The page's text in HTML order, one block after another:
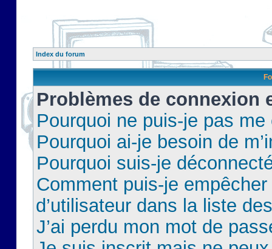
Index du forum
Problèmes de connexion
Pourquoi ne puis-je pas
Pourquoi ai-je besoin de
Pourquoi suis-je
Comment puis-je
d’utilisateur dans la liste
J’ai perdu mon mot de